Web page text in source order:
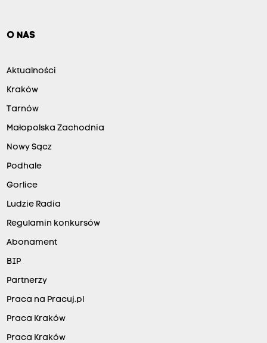
O NAS
Aktualności
Kraków
Tarnów
Małopolska Zachodnia
Nowy Sącz
Podhale
Gorlice
Ludzie Radia
Regulamin konkursów
Abonament
BIP
Partnerzy
Praca na Pracuj.pl
Praca Kraków
Praca Kraków